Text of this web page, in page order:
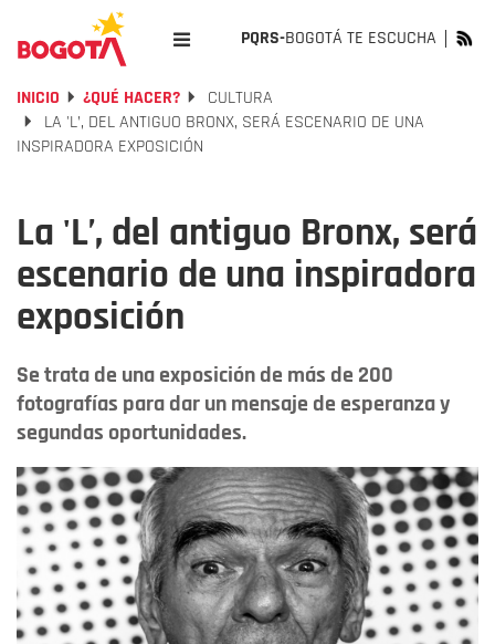
PQRS-BOGOTÁ TE ESCUCHA
INICIO ¿QUÉ HACER?
CULTURA
LA 'L’, DEL ANTIGUO BRONX, SERÁ ESCENARIO DE UNA
INSPIRADORA EXPOSICIÓN
La 'L’, del antiguo Bronx, será
escenario de una inspiradora
exposición
Se trata de una exposición de más de 200
fotografías para dar un mensaje de esperanza y
segundas oportunidades.